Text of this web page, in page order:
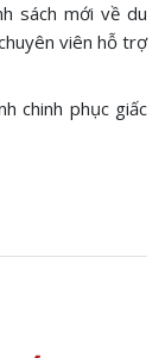
sách mới về du
viên hỗ trợ
chinh phục giấc